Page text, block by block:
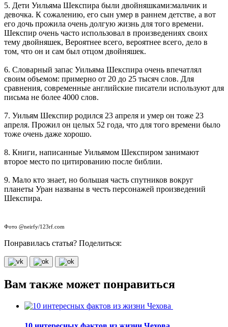
5. Дети Уильяма Шекспира были двойняшками:мальчик и
девочка. К сожалению, его сын умер в раннем детстве, а вот
его дочь прожила очень долгую жизнь для того времени.
Шекспир очень часто использовал в произведениях своих
тему двойняшек, Вероятнее всего, вероятнее всего, дело в
том, что он и сам был отцом двойняшек.
6. Словарный запас Уильяма Шекспира очень впечатлял
своим объемом: примерно от 20 до 25 тысяч слов. Для
сравнения, современные английские писатели используют для
письма не более 4000 слов.
7. Уильям Шекспир родился 23 апреля и умер он тоже 23
апреля. Прожил он целых 52 года, что для того времени было
тоже очень даже хорошо.
8. Книги, написанные Уильямом Шекспиром занимают
второе место по цитированию после библии.
9. Мало кто знает, но большая часть спутников вокруг
планеты Уран названы в честь персонажей произведений
Шекспира.
Фото @neirfy/123rf.com
Понравилась статья? Поделиться:
Вам также может понравиться